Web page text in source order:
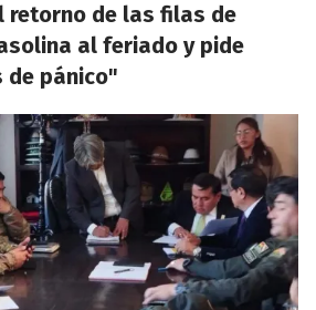
retorno de las filas de
al feriado y pide
de pánico"